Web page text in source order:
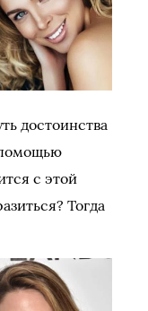
достоинства
с этой
Тогда